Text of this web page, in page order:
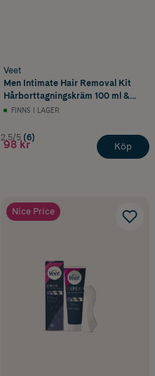
Veet
Men Intimate Hair Removal Kit
Hårborttagningskräm 100 ml &
Aftercare Balm 50 ml
FINNS I LAGER
2.5/5 (6)
98 kr Köp
Nice Price